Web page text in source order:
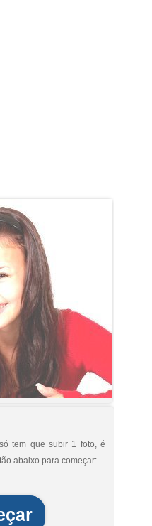
tem que subir 1 foto, é
abaixo para começar: